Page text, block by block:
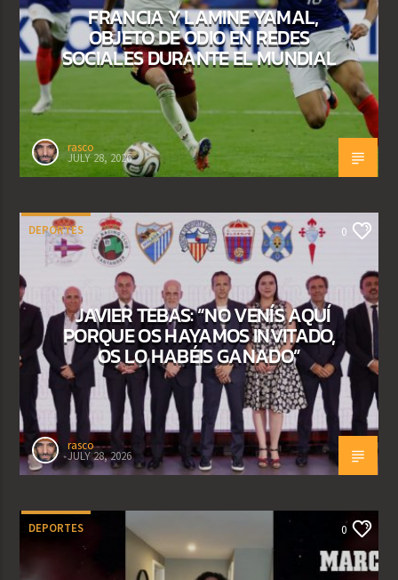
FRANCIA Y LAMINE YAMAL,
OBJETO DE ODIO EN REDES
SOCIALES DURANTE EL MUNDIAL
rasco
JULY 28, 2026
DEPORTES 0
JAVIER TEBAS: “NO VENÍS AQUÍ
PORQUE OS HAYAMOS INVITADO,
OS LO HABÉIS GANADO”
rasco
JULY 28, 2026
DEPORTES 0